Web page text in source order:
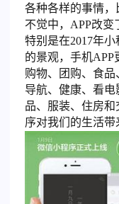
各种各样的事情，
不觉中，APP改变
特别是在2017年
的景观，手机APP
购物、团购、食品
导航、健康、看
品、服装、住房
序对我们的生活带